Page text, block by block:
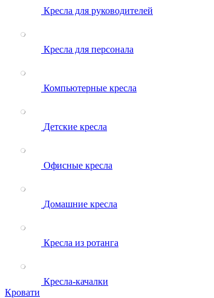
Кресла для руководителей
Кресла для персонала
Компьютерные кресла
Детские кресла
Офисные кресла
Домашние кресла
Кресла из ротанга
Кресла-качалки
Кровати